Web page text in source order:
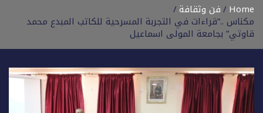
Home فن وثقافة
مكناس ..”قراءات في التجربة المسرحية للكاتب المبدع محمد
قاوتي” بجامعة المولى اسماعيل